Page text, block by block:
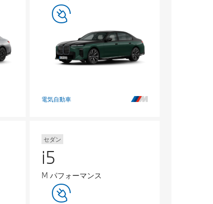
電気自動車
セダン
i5
M パフォーマンス